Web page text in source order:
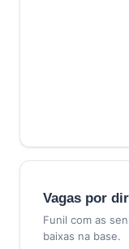
Vagas por
Funil com as
baixas na base.